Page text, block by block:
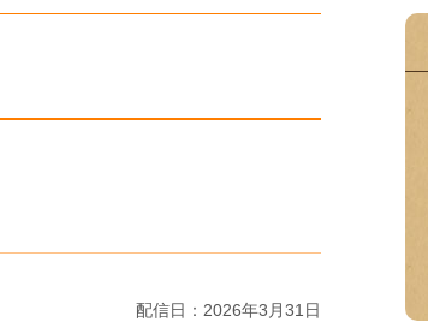
配信日：2026年3月31日